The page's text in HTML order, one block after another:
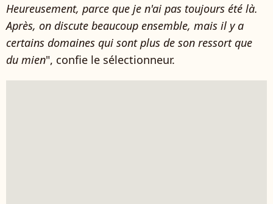
Heureusement, parce que je n'ai pas toujours été là.
Après, on discute beaucoup ensemble, mais il y a
certains domaines qui sont plus de son ressort que
du mien", confie le sélectionneur.